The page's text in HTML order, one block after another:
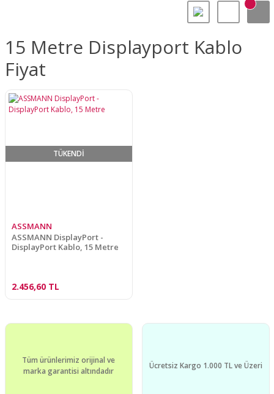
15 Metre Displayport Kablo
Fiyat
TÜKENDİ
ASSMANN
ASSMANN DisplayPort -
DisplayPort Kablo, 15 Metre
2.456,60 TL
Tüm ürünlerimiz orijinal ve
marka garantisi altındadır
Ücretsiz Kargo 1.000 TL ve Üzeri